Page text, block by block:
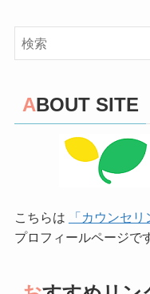
ABOUT SITE
こちらは 「カウンセリ
プロフィールページで